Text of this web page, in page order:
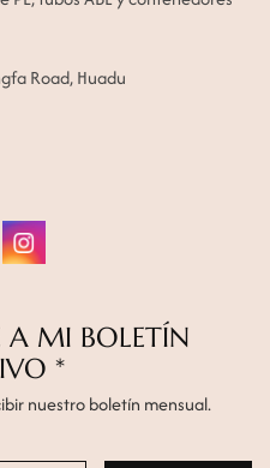
Road, Huadu
A MI BOLETÍN
*
nuestro boletín mensual.